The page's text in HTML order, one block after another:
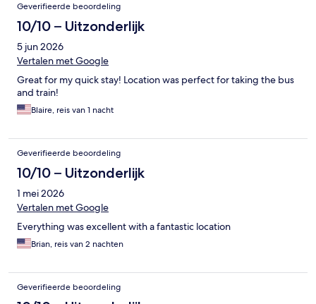
Geverifieerde beoordeling
10/10 – Uitzonderlijk
5 jun 2026
Vertalen met Google
Great for my quick stay! Location was perfect for taking the bus
and train!
Blaire, reis van 1 nacht
Geverifieerde beoordeling
10/10 – Uitzonderlijk
1 mei 2026
Vertalen met Google
Everything was excellent with a fantastic location
Brian, reis van 2 nachten
Geverifieerde beoordeling